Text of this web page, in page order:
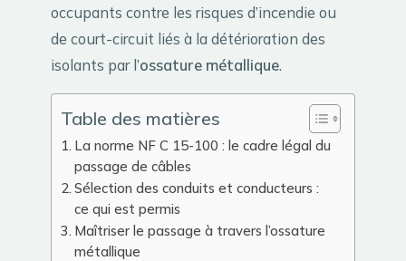
occupants contre les risques d’incendie ou
de court-circuit liés à la détérioration des
isolants par l’ossature métallique.
Table des matières
La norme NF C 15-100 : le cadre légal du
passage de câbles
Sélection des conduits et conducteurs :
ce qui est permis
Maîtriser le passage à travers l’ossature
métallique